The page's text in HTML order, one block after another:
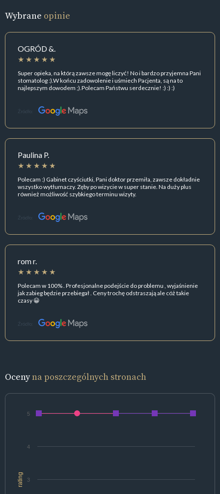
Wybrane opinie
OGRÓD &.
Super opieka, na którą zawsze mogę liczyć! No i bardzo przyjemna Pani
stomatolog :).W końcu zadowolenie i uśmiech Pacjenta, są na to
najlepszym dowodem ;).Polecam Państwu serdecznie! :) :) :)
Źródło:
Paulina P.
Polecam :) Gabinet czyściutki, Pani doktor przemiła, zawsze dokładnie
wszystko wytłumaczy. Zęby po wizycie w super stanie. Na duży plus
również możliwość szybkiego terminu wizyty.
Źródło:
rom r.
Polecam w 100% . Profesjonalne podejście do problemu , wyjaśnienie
jak zabieg będzie przebiegał . Ceny trochę odstraszają ale cóż takie
czasy 😀
Źródło:
Ocenyna poszczególnych stronach
rating 3
4
5